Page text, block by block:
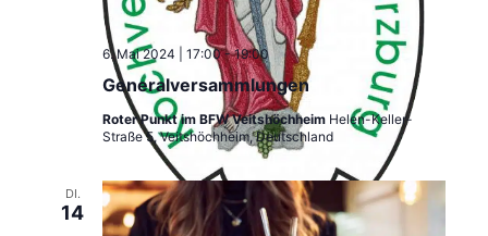
Generalversammlungen
6. Mai 2024 | 17:00-19:00
Roter Punkt im BFW Veitshöchheim Helen-Keller-
Straße 5, Veitshöchheim, Deutschland
DI.
14